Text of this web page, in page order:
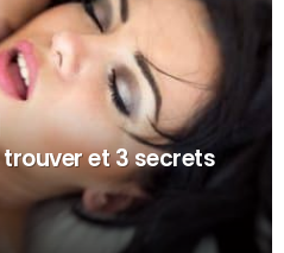
et 3 secrets